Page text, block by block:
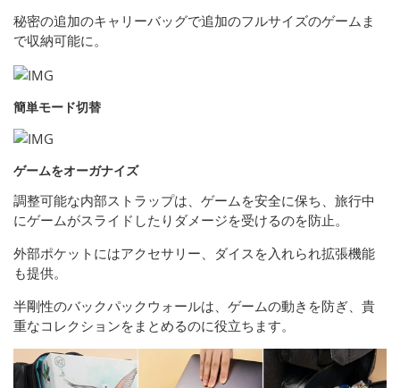
秘密の追加のキャリーバッグで追加のフルサイズのゲームま
で収納可能に。
簡単モード切替
ゲームをオーガナイズ
調整可能な内部ストラップは、ゲームを安全に保ち、旅行中
にゲームがスライドしたりダメージを受けるのを防止。
外部ポケットにはアクセサリー、ダイスを入れられ拡張機能
も提供。
半剛性のバックパックウォールは、ゲームの動きを防ぎ、貴
重なコレクションをまとめるのに役立ちます。